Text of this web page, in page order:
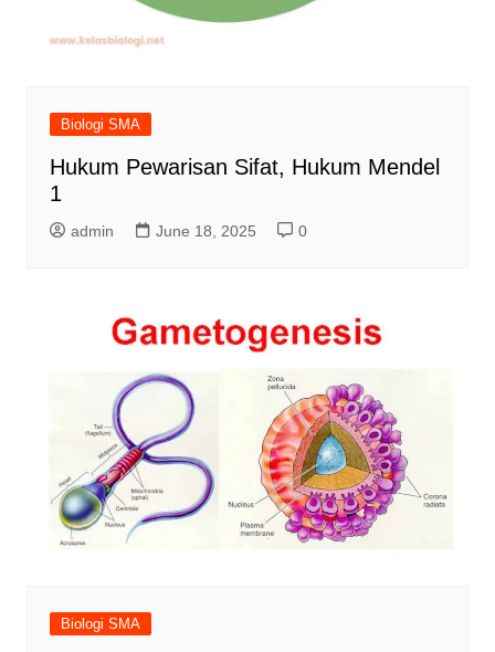
Biologi SMA
Hukum Pewarisan Sifat, Hukum Mendel
1
admin June 18, 2025 0
Biologi SMA